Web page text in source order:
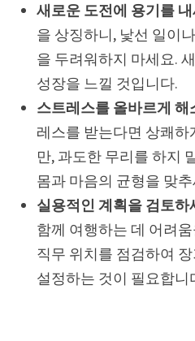
새로운 도전에 용기를
을 상징하니, 낯선 일이
을 두려워하지 마세요.
성장을 느낄 것입니다.
스트레스를 올바르게 해
레스를 받는다면 상쾌하
만, 과도한 무리를 하지
몸과 마음의 균형을 맞
실용적인 계획을 검토하
함께 여행하는 데 어려
직무 위치를 점검하여
설정하는 것이 필요합니